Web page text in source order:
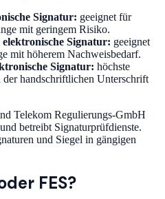
Signatur: geeignet für
mit geringem Risiko.
Signatur: geeignet
mit höherem Nachweisbedarf.
Signatur: höchste
handschriftlichen Unterschrift
Telekom Regulierungs-GmbH
betreibt Signaturprüfdienste.
und Siegel in gängigen
FES?